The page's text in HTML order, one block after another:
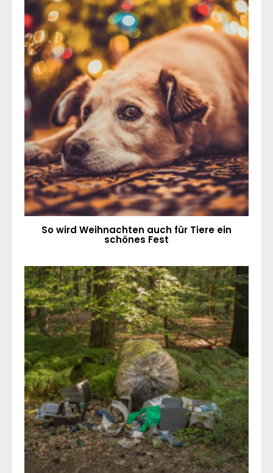
So wird Weihnachten auch für Tiere ein
schönes Fest